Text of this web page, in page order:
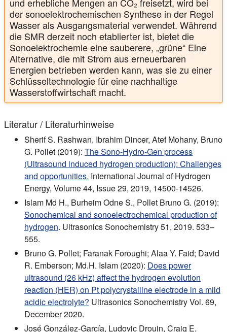
der sonoelektrochemischen Synthese in der Regel
Wasser als Ausgangsmaterial verwendet. Während
die SMR derzeit noch etablierter ist, bietet die
Sonoelektrochemie eine sauberere, „grüne“ Eine
Alternative, die mit Strom aus erneuerbaren
Energien betrieben werden kann, was sie zu einer
Schlüsseltechnologie für eine nachhaltige
Wasserstoffwirtschaft macht.
Literatur / Literaturhinweise
Sherif S. Rashwan, Ibrahim Dincer, Atef Mohany, Bruno
G. Pollet (2019): The Sono-Hydro-Gen process
(Ultrasound induced hydrogen production): Challenges
and opportunities. International Journal of Hydrogen
Energy, Volume 44, Issue 29, 2019, 14500-14526.
Islam Md H., Burheim Odne S., Pollet Bruno G. (2019):
Sonochemical and sonoelectrochemical production of
hydrogen. Ultrasonics Sonochemistry 51, 2019. 533–
555.
Bruno G. Pollet; Faranak Foroughi; Alaa Y. Faid; David
R. Emberson; Md.H. Islam (2020): Does power
ultrasound (26 kHz) affect the hydrogen evolution
reaction (HER) on Pt polycrystalline electrode in a mild
acidic electrolyte? Ultrasonics Sonochemistry Vol. 69,
December 2020.
José González-García, Ludovic Drouin, Craig E.